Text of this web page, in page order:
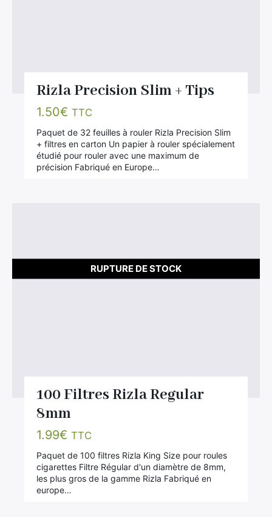
Rizla Precision Slim + Tips
1.50€ TTC
Paquet de 32 feuilles à rouler Rizla Precision Slim
+ filtres en carton Un papier à rouler spécialement
étudié pour rouler avec une maximum de
précision Fabriqué en Europe…
RUPTURE DE STOCK
100 Filtres Rizla Regular
8mm
1.99€ TTC
Paquet de 100 filtres Rizla King Size pour roules
cigarettes Filtre Régular d'un diamètre de 8mm,
les plus gros de la gamme Rizla Fabriqué en
europe…